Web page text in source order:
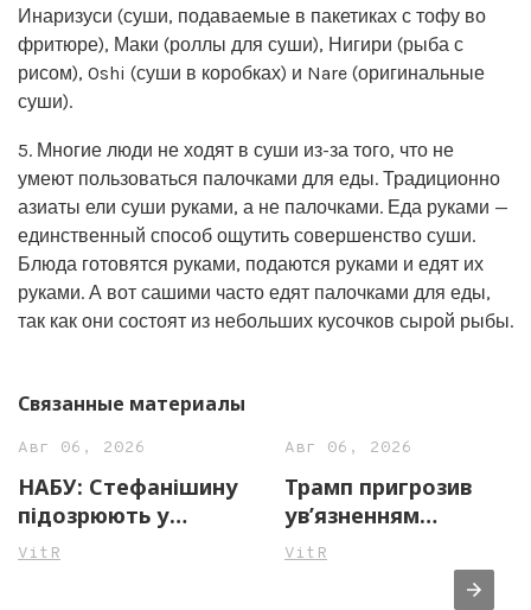
Инаризуси (суши, подаваемые в пакетиках с тофу во
фритюре), Маки (роллы для суши), Нигири (рыба с
рисом), Oshi (суши в коробках) и Nare (оригинальные
суши).
5. Многие люди не ходят в суши из-за того, что не
умеют пользоваться палочками для еды. Традиционно
азиаты ели суши руками, а не палочками. Еда руками —
единственный способ ощутить совершенство суши.
Блюда готовятся руками, подаются руками и едят их
руками. А вот сашими часто едят палочками для еды,
так как они состоят из небольших кусочков сырой рыбы.
Связанные материалы
Авг 06, 2026
НАБУ: Стефанішину
підозрюють у
незаконному
VitR
Авг 06, 2026
Трамп пригрозив
ув’язненням
джерелам ЗМІ через
повідомлення про
нестачу боєприпасів
VitR